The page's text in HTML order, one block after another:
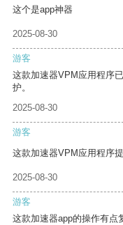
这个是app神器
2025-08-30
游客
这款加速器VPM应用程序
护。
2025-08-30
游客
这款加速器VPM应用程序
2025-08-30
游客
这款加速器app的操作有点